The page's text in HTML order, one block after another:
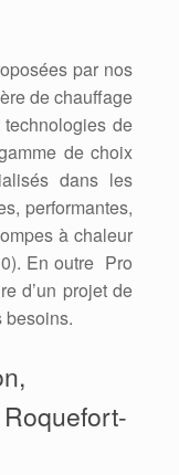
par nos
de chauffage
de
de choix
dans les
performantes,
à chaleur
En outre Pro
d’un projet de
besoins.